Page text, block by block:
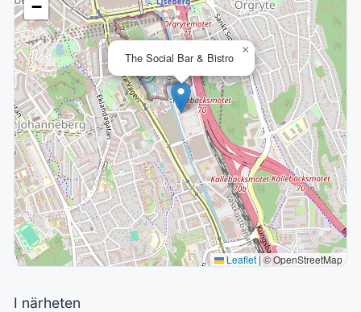
The Social Bar & Bistro
×
−
Leaflet|© OpenStreetMap
I närheten